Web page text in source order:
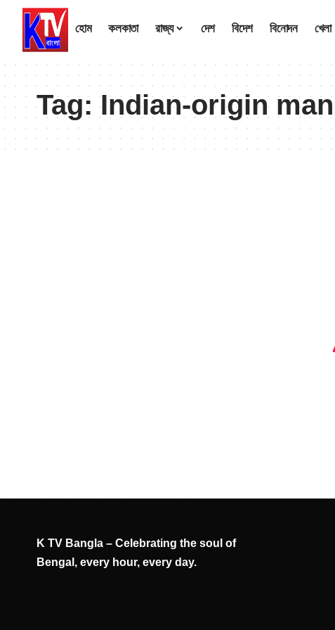
হোম কলকাতা রাজ্য দেশ বিদেশ বিনোদন খেলা
Tag:Indian-origin man
K TV Bangla – Celebrating the soul of
Bengal, every hour, every day.